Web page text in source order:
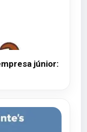
júnior: